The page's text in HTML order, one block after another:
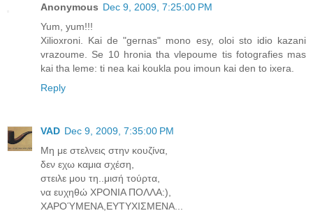
Anonymous Dec 9, 2009, 7:25:00 PM
Yum, yum!!!
Xilioxroni. Kai de "gernas" mono esy, oloi sto idio kazani
vrazoume. Se 10 hronia tha vlepoume tis fotografies mas
kai tha leme: ti nea kai koukla pou imoun kai den to ixera.
Reply
VAD Dec 9, 2009, 7:35:00 PM
Μη με στελνεις στην κουζίνα,
δεν εχω καμια σχέση,
στειλε μου τη..μισή τούρτα,
να ευχηθώ ΧΡΟΝΙΑ ΠΟΛΛΑ:),
ΧΑΡΟΎΜΕΝΑ,ΕΥΤΥΧΙΣΜΕΝΑ...